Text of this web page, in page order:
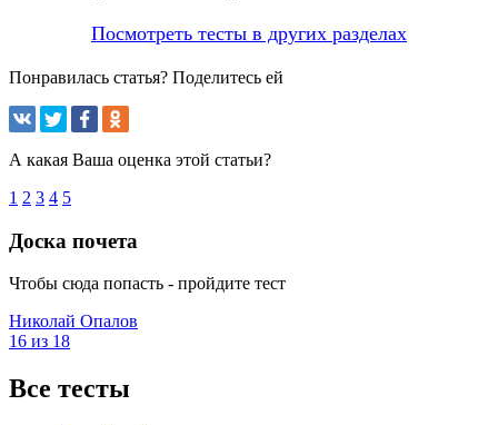
Посмотреть тесты в других разделах
Понравилась статья? Поделитесь ей
А какая Ваша оценка этой статьи?
1 2 3 4 5
Доска почета
Чтобы сюда попасть - пройдите тест
Николай Опалов
16 из 18
Все тесты